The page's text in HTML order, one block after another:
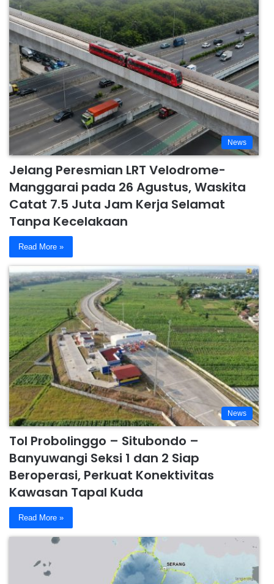
News
Jelang Peresmian LRT Velodrome-
Manggarai pada 26 Agustus, Waskita
Catat 7.5 Juta Jam Kerja Selamat
Tanpa Kecelakaan
Read More »
News
Tol Probolinggo – Situbondo –
Banyuwangi Seksi 1 dan 2 Siap
Beroperasi, Perkuat Konektivitas
Kawasan Tapal Kuda
Read More »